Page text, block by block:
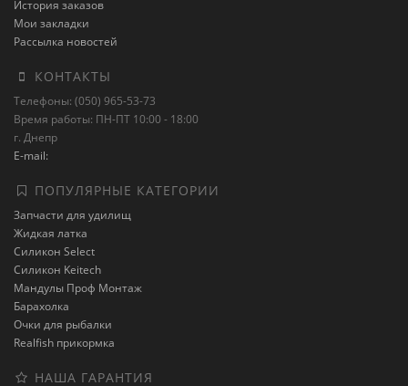
История заказов
Мои закладки
Рассылка новостей
КОНТАКТЫ
Телефоны: (050) 965-53-73
Время работы: ПН-ПТ 10:00 - 18:00
г. Днепр
E-mail:
ПОПУЛЯРНЫЕ КАТЕГОРИИ
Запчасти для удилищ
Жидкая латка
Силикон Select
Силикон Keitech
Мандулы Проф Монтаж
Барахолка
Очки для рыбалки
Realfish прикормка
НАША ГАРАНТИЯ